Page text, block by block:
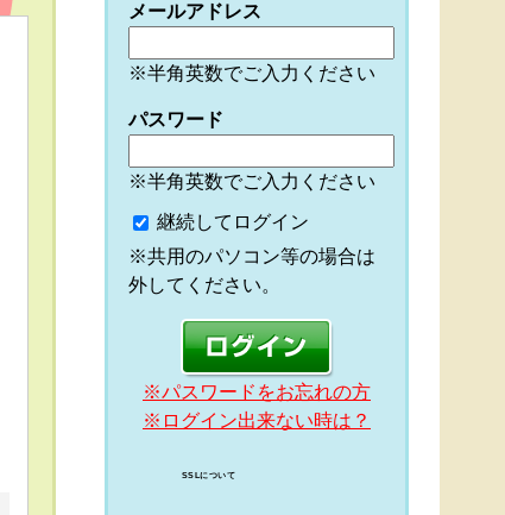
メールアドレス
※半角英数でご入力ください
パスワード
※半角英数でご入力ください
継続してログイン
※共用のパソコン等の場合は
外してください。
※パスワードをお忘れの方
※ログイン出来ない時は？
SSLについて